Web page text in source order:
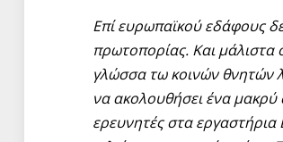
Επί ευρωπαϊκού εδάφους
πρωτοπορίας. Και μάλιστα
γλώσσα τω κοινών θνητών
να ακολουθήσει ένα
ερευνητές στα